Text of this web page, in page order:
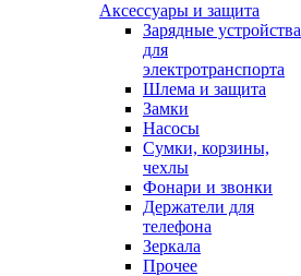
Аксессуары и защита
Зарядные устройства
для
электротранспорта
Шлема и защита
Замки
Насосы
Сумки, корзины,
чехлы
Фонари и звонки
Держатели для
телефона
Зеркала
Прочее